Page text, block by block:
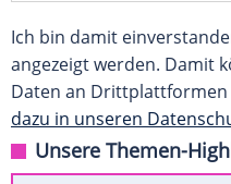
Ich bin damit
angezeigt werden. Damit
Daten an
dazu in unseren
Unsere Themen-